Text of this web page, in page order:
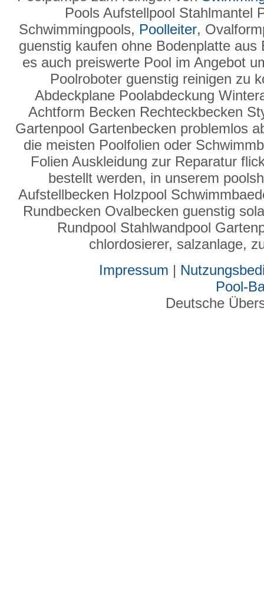
Pools Aufstellpool Stahlmantel
Schwimmingpools, Poolleiter,
guenstig kaufen ohne Bodenplatte
es auch preiswerte Pool im Angebot
Poolroboter guenstig reinigen zu
Abdeckplane Poolabdeckung
Achtform Becken Rechteckbecken
Gartenpool Gartenbecken problemlos
die meisten Poolfolien oder
Folien Auskleidung zur Reparatur
bestellt werden, in unserem
Aufstellbecken Holzpool
Rundbecken Ovalbecken guenstig
Rundpool Stahlwandpool
chlordosierer, salzanlage,
Impressum |
Pool-
Deutsche